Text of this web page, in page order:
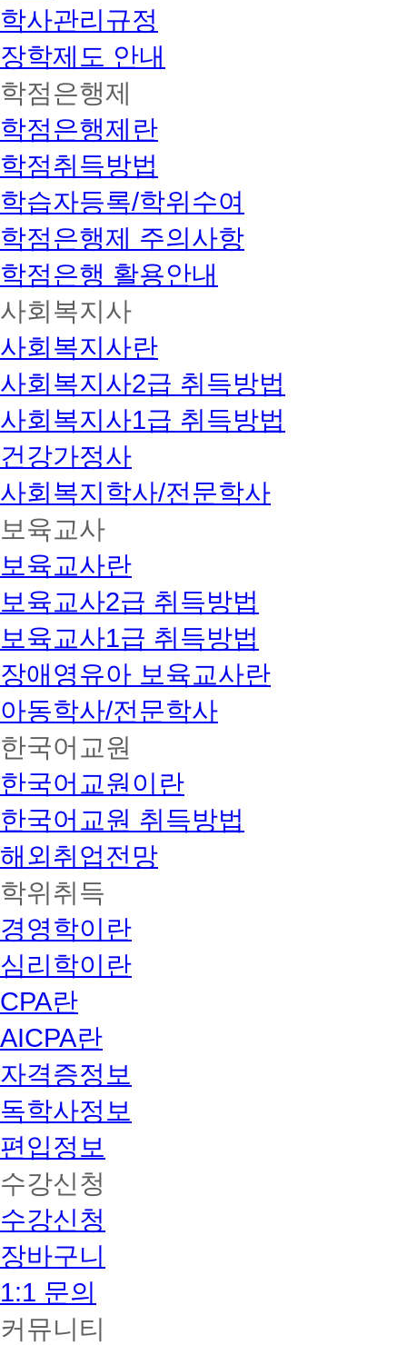
학사관리규정
장학제도 안내
학점은행제
학점은행제란
학점취득방법
학습자등록/학위수여
학점은행제 주의사항
학점은행 활용안내
사회복지사
사회복지사란
사회복지사2급 취득방법
사회복지사1급 취득방법
건강가정사
사회복지학사/전문학사
보육교사
보육교사란
보육교사2급 취득방법
보육교사1급 취득방법
장애영유아 보육교사란
아동학사/전문학사
한국어교원
한국어교원이란
한국어교원 취득방법
해외취업전망
학위취득
경영학이란
심리학이란
CPA란
AICPA란
자격증정보
독학사정보
편입정보
수강신청
수강신청
장바구니
1:1 문의
커뮤니티